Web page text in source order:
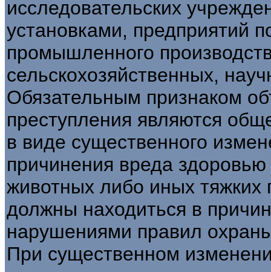
исследовательских
установками, предприятий
промышленного
сельскохозяйственных,
Обязательным признаком
преступления являются
в виде существенного
причинения вреда
животных либо иных тяжких
должны находиться в
нарушениями правил
При существенном